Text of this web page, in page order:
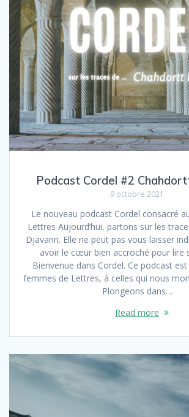
Podcast Cordel #2
9 octobre 2021
Le nouveau podcast Cordel consacré
Lettres Aujourd’hui, partons sur les
Djavann. Elle ne peut pas vous laisser
avoir le cœur bien accroché pour lire
Bienvenue dans Cordel. Ce podcast
femmes de Lettres, à celles qui nous
Plongeons dans…
Read more